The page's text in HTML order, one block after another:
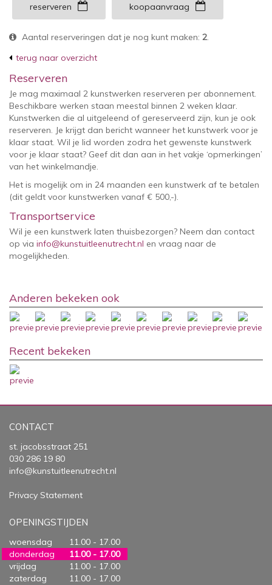
reserveren koopaanvraag
Aantal reserveringen dat je nog kunt maken: 2.
terug naar overzicht
Reserveren
Je mag maximaal 2 kunstwerken reserveren per abonnement.
Beschikbare werken staan meestal binnen 2 weken klaar.
Kunstwerken die al uitgeleend of gereserveerd zijn, kun je ook
reserveren. Je krijgt dan bericht wanneer het kunstwerk voor je
klaar staat. Wil je lid worden zodra het gewenste kunstwerk
voor je klaar staat? Geef dit dan aan in het vakje ‘opmerkingen’
van het winkelmandje.
Het is mogelijk om in 24 maanden een kunstwerk af te betalen
(dit geldt voor kunstwerken vanaf € 500,-).
Transportservice
Wil je een kunstwerk laten thuisbezorgen? Neem dan contact
op via info@kunstuitleenutrecht.nl en vraag naar de
mogelijkheden.
Anderen bekeken ook
Recent bekeken
CONTACT
st. jacobsstraat 251
030 286 19 80
info@kunstuitleenutrecht.nl
Privacy Statement
OPENINGSTIJDEN
woensdag
11.00 - 17.00
donderdag
11.00 - 17.00
vrijdag
11.00 - 17.00
zaterdag
11.00 - 17.00